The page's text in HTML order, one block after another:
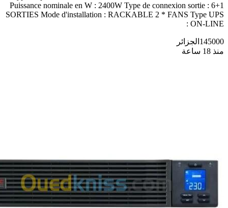
Puissance nominale en W : 2400W Type de connexion sortie : 6+1
SORTIES Mode d'installation : RACKABLE 2 * FANS Type UPS
: ON-LINE
145000 الجزائر
منذ 18 ساعة